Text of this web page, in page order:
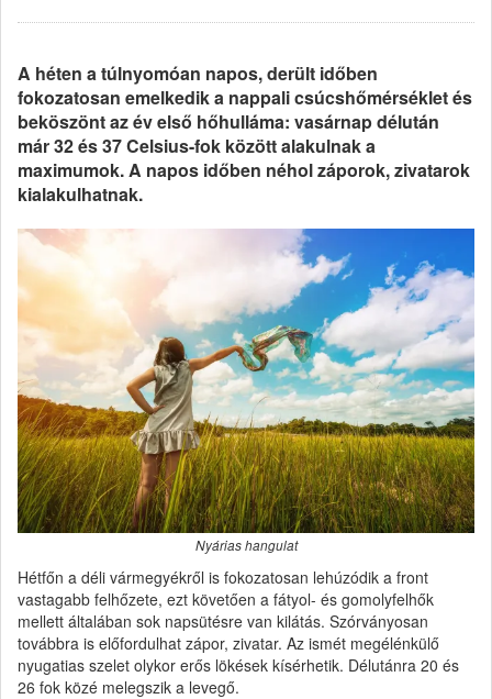
A héten a túlnyomóan napos, derült időben
fokozatosan emelkedik a nappali csúcshőmérséklet és
beköszönt az év első hőhulláma: vasárnap délután
már 32 és 37 Celsius-fok között alakulnak a
maximumok. A napos időben néhol záporok, zivatarok
kialakulhatnak.
Nyárias hangulat
Hétfőn a déli vármegyékről is fokozatosan lehúzódik a front
vastagabb felhőzete, ezt követően a fátyol- és gomolyfelhők
mellett általában sok napsütésre van kilátás. Szórványosan
továbbra is előfordulhat zápor, zivatar. Az ismét megélénkülő
nyugatias szelet olykor erős lökések kísérhetik. Délutánra 20 és
26 fok közé melegszik a levegő.